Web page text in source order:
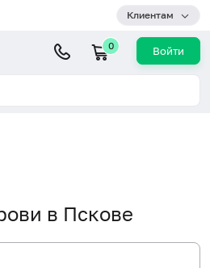
Клиентам
0 Войти
в Пскове